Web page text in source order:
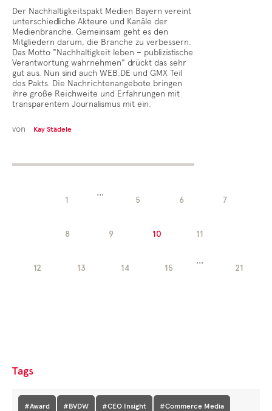
Der Nachhaltigkeitspakt Medien Bayern vereint
unterschiedliche Akteure und Kanäle der
Medienbranche. Gemeinsam geht es den
Mitgliedern darum, die Branche zu verbessern.
Das Motto "Nachhaltigkeit leben – publizistische
Verantwortung wahrnehmen" drückt das sehr
gut aus. Nun sind auch WEB.DE und GMX Teil
des Pakts. Die Nachrichtenangebote bringen
ihre große Reichweite und Erfahrungen mit
transparentem Journalismus mit ein.
von Kay Städele
1
...
5 6 7
8 9 10 11
12 13 14 15
...
21
Tags
#Award #BVDW #CEO Insight #Commerce Media